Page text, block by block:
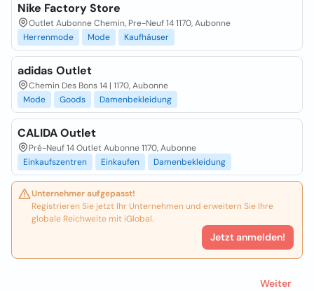
Nike Factory Store
Outlet Aubonne Chemin, Pre-Neuf 14 1170, Aubonne
Herrenmode
Mode Kaufhäuser
adidas Outlet
Chemin Des Bons 14 | 1170, Aubonne
Mode
Goods Damenbekleidung
CALIDA Outlet
Pré-Neuf 14 Outlet Aubonne 1170, Aubonne
Einkaufszentren
Einkaufen Damenbekleidung
Unternehmer aufgepasst!
Registrieren Sie jetzt Ihr Unternehmen und erweitern Sie Ihre
globale Reichweite mit iGlobal.
Jetzt anmelden!
Weiter